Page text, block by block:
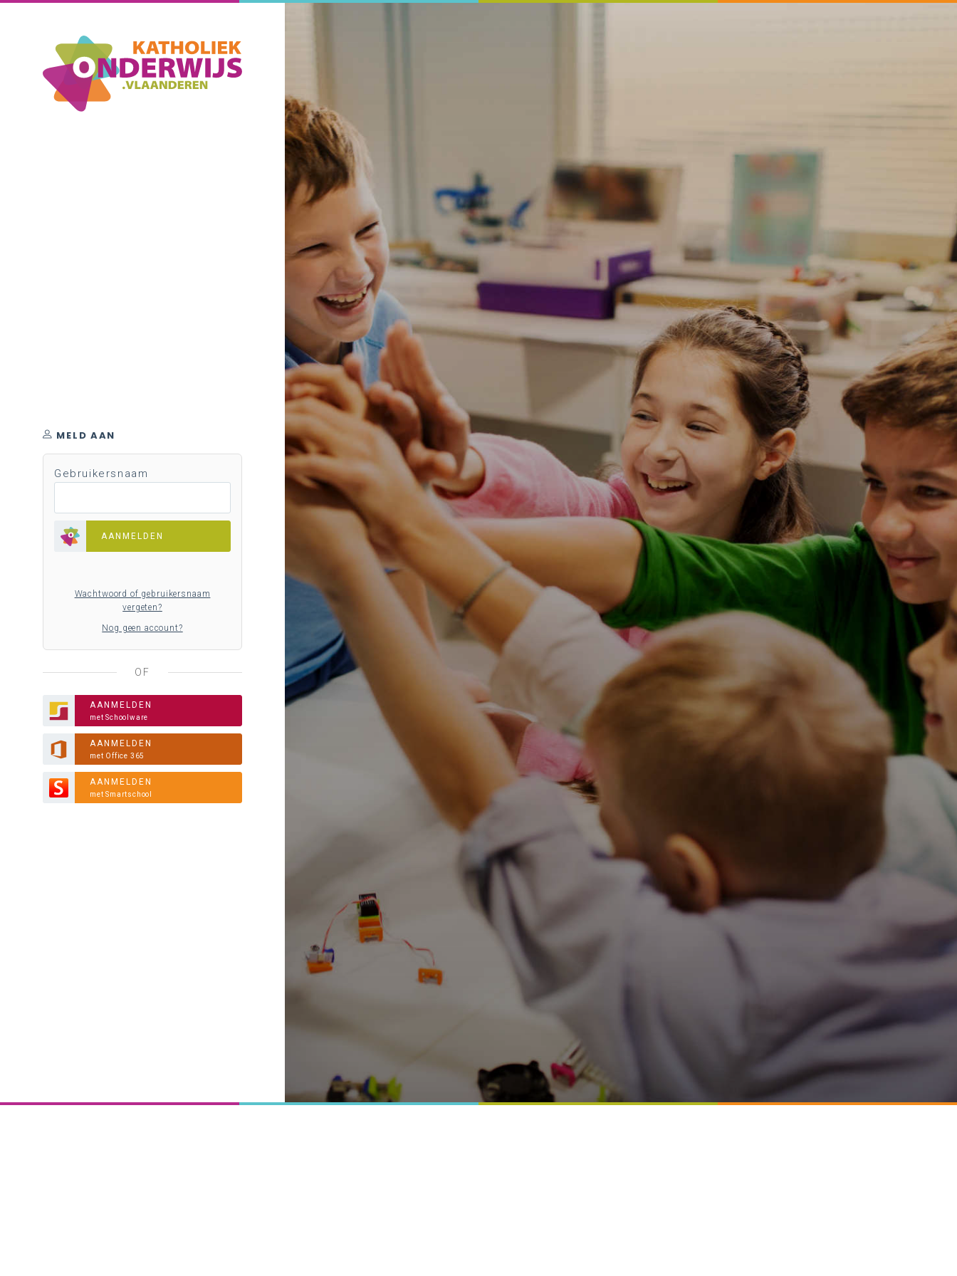
MELD AAN
Gebruikersnaam
AANMELDEN
Wachtwoord of gebruikersnaam
vergeten?
Nog geen account?
OF
AANMELDEN
met Schoolware
AANMELDEN
met Office 365
AANMELDEN
met Smartschool